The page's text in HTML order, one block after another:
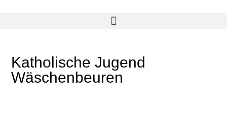
Katholische Jugend
Wäschenbeuren